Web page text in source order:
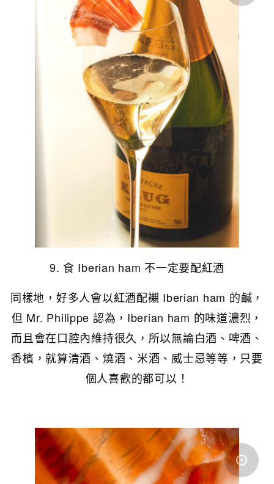
9. 食 Iberian ham 不一定要配紅酒
同樣地，好多人會以紅酒配襯 Iberian ham 的鹹，
但 Mr. Philippe 認為，Iberian ham 的味道濃烈，
而且會在口腔內維持很久，所以無論白酒、啤酒、
香檳，就算清酒、燒酒、米酒、威士忌等等，只要
個人喜歡的都可以！